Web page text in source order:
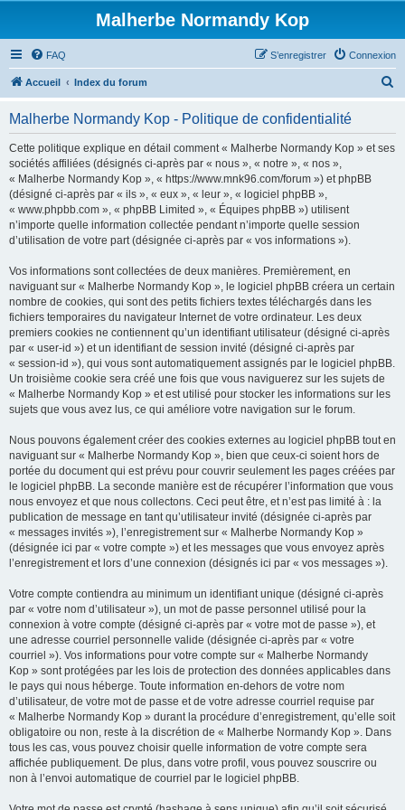
Malherbe Normandy Kop
FAQ Connexion
S’enregistrer
Accueil Index du forum
Malherbe Normandy Kop - Politique de confidentialité
Cette politique explique en détail comment « Malherbe Normandy Kop » et ses
sociétés affiliées (désignés ci-après par « nous », « notre », « nos »,
« Malherbe Normandy Kop », « https://www.mnk96.com/forum ») et phpBB
(désigné ci-après par « ils », « eux », « leur », « logiciel phpBB »,
« www.phpbb.com », « phpBB Limited », « Équipes phpBB ») utilisent
n’importe quelle information collectée pendant n’importe quelle session
d’utilisation de votre part (désignée ci-après par « vos informations »).
Vos informations sont collectées de deux manières. Premièrement, en
naviguant sur « Malherbe Normandy Kop », le logiciel phpBB créera un certain
nombre de cookies, qui sont des petits fichiers textes téléchargés dans les
fichiers temporaires du navigateur Internet de votre ordinateur. Les deux
premiers cookies ne contiennent qu’un identifiant utilisateur (désigné ci-après
par « user-id ») et un identifiant de session invité (désigné ci-après par
« session-id »), qui vous sont automatiquement assignés par le logiciel phpBB.
Un troisième cookie sera créé une fois que vous naviguerez sur les sujets de
« Malherbe Normandy Kop » et est utilisé pour stocker les informations sur les
sujets que vous avez lus, ce qui améliore votre navigation sur le forum.
Nous pouvons également créer des cookies externes au logiciel phpBB tout en
naviguant sur « Malherbe Normandy Kop », bien que ceux-ci soient hors de
portée du document qui est prévu pour couvrir seulement les pages créées par
le logiciel phpBB. La seconde manière est de récupérer l’information que vous
nous envoyez et que nous collectons. Ceci peut être, et n’est pas limité à : la
publication de message en tant qu’utilisateur invité (désignée ci-après par
« messages invités »), l’enregistrement sur « Malherbe Normandy Kop »
(désignée ici par « votre compte ») et les messages que vous envoyez après
l’enregistrement et lors d’une connexion (désignés ici par « vos messages »).
Votre compte contiendra au minimum un identifiant unique (désigné ci-après
par « votre nom d’utilisateur »), un mot de passe personnel utilisé pour la
connexion à votre compte (désigné ci-après par « votre mot de passe »), et
une adresse courriel personnelle valide (désignée ci-après par « votre
courriel »). Vos informations pour votre compte sur « Malherbe Normandy
Kop » sont protégées par les lois de protection des données applicables dans
le pays qui nous héberge. Toute information en-dehors de votre nom
d’utilisateur, de votre mot de passe et de votre adresse courriel requise par
« Malherbe Normandy Kop » durant la procédure d’enregistrement, qu’elle soit
obligatoire ou non, reste à la discrétion de « Malherbe Normandy Kop ». Dans
tous les cas, vous pouvez choisir quelle information de votre compte sera
affichée publiquement. De plus, dans votre profil, vous pouvez souscrire ou
non à l’envoi automatique de courriel par le logiciel phpBB.